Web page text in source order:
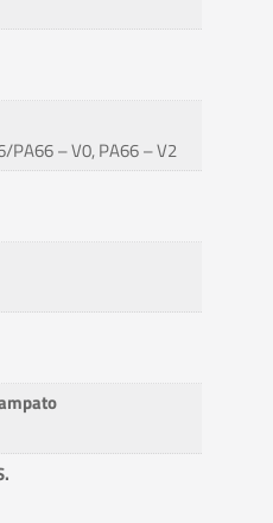
PA66 – V0, PA66 – V2